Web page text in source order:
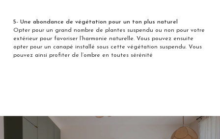
5- Une abondance de végétation pour un ton plus naturel
Opter pour un grand nombre de plantes suspendu ou non pour votre
extérieur pour favoriser l’harmonie naturelle. Vous pouvez ensuite
opter pour un canapé installé sous cette végétation suspendu. Vous
pouvez ainsi profiter de l’ombre en toutes sérénité